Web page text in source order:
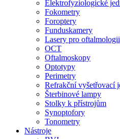
Elektrofyziologické
Fokometry
Foroptery
Funduskamery
Lasery pro oftalmologii
OCT
Oftalmoskopy
Optotypy
Perimetry
Refrakční vyšetřovací
Šterbinové lampy
Stolky k přístrojům
Synoptofory
Tonometry
Nástroje